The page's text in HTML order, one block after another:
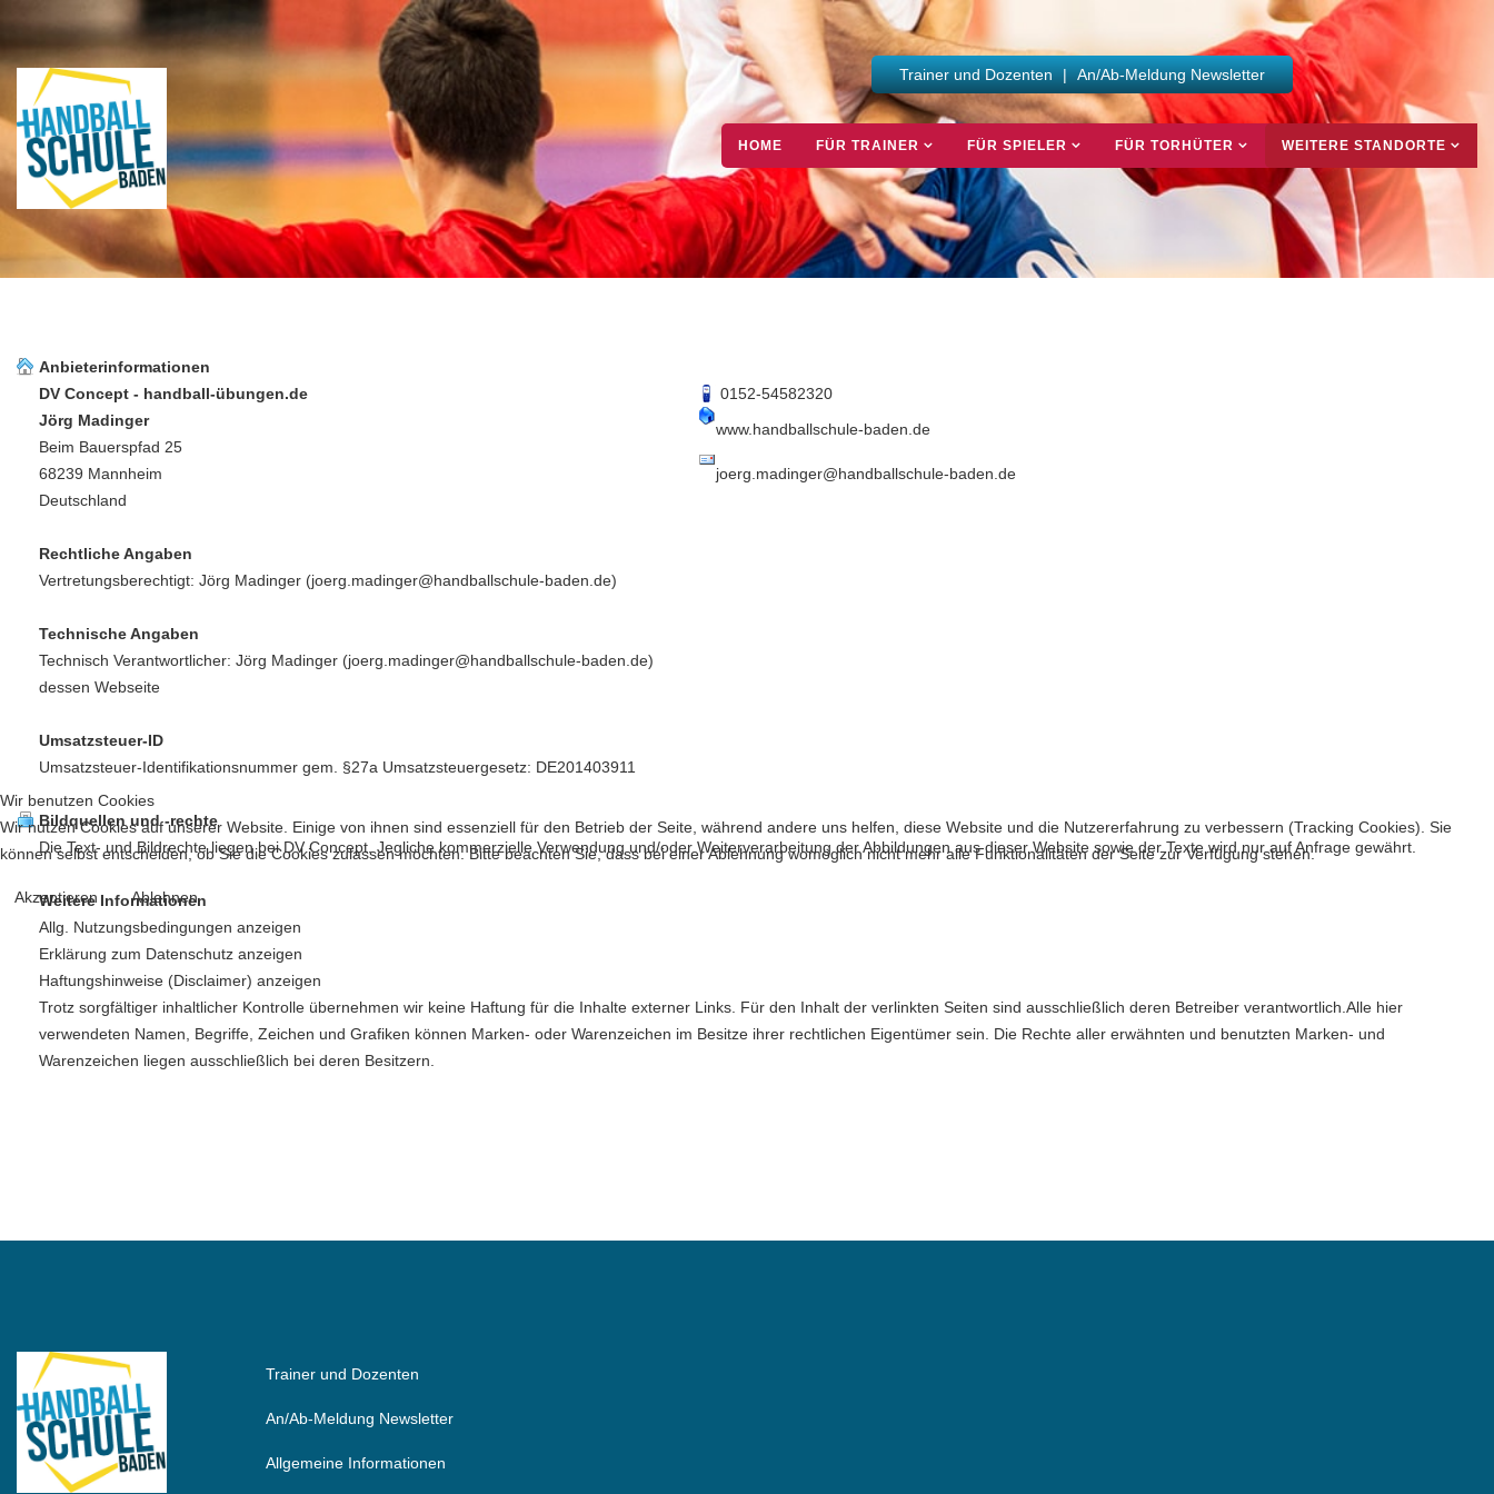
Trainer und Dozenten | An/Ab-Meldung Newsletter
HOME FÜR TRAINER FÜR SPIELER FÜR TORHÜTER WEITERE STANDORTE
Anbieterinformationen
DV Concept - handball-übungen.de
Jörg Madinger
Beim Bauerspfad 25
68239 Mannheim
Deutschland
0152-54582320
www.handballschule-baden.de
joerg.madinger@handballschule-baden.de
Rechtliche Angaben
Vertretungsberechtigt: Jörg Madinger (joerg.madinger@handballschule-baden.de)
Technische Angaben
Technisch Verantwortlicher: Jörg Madinger (joerg.madinger@handballschule-baden.de)
dessen Webseite
Umsatzsteuer-ID
Umsatzsteuer-Identifikationsnummer gem. §27a Umsatzsteuergesetz: DE201403911
Bildquellen und -rechte
Die Text- und Bildrechte liegen bei DV Concept. Jegliche kommerzielle Verwendung und/oder Weiterverarbeitung der Abbildungen aus dieser Website sowie der Texte wird nur auf Anfrage gewährt.
Weitere Informationen
Allg. Nutzungsbedingungen anzeigen
Erklärung zum Datenschutz anzeigen
Haftungshinweise (Disclaimer) anzeigen
Trotz sorgfältiger inhaltlicher Kontrolle übernehmen wir keine Haftung für die Inhalte externer Links. Für den Inhalt der verlinkten Seiten sind ausschließlich deren Betreiber verantwortlich.Alle hier
verwendeten Namen, Begriffe, Zeichen und Grafiken können Marken- oder Warenzeichen im Besitze ihrer rechtlichen Eigentümer sein. Die Rechte aller erwähnten und benutzten Marken- und
Warenzeichen liegen ausschließlich bei deren Besitzern.
Trainer und Dozenten
An/Ab-Meldung Newsletter
Allgemeine Informationen
Wir benutzen Cookies
Wir nutzen Cookies auf unserer Website. Einige von ihnen sind essenziell für den Betrieb der Seite, während andere uns helfen, diese Website und die Nutzererfahrung zu verbessern (Tracking Cookies). Sie
können selbst entscheiden, ob Sie die Cookies zulassen möchten. Bitte beachten Sie, dass bei einer Ablehnung womöglich nicht mehr alle Funktionalitäten der Seite zur Verfügung stehen.
Akzeptieren Ablehnen